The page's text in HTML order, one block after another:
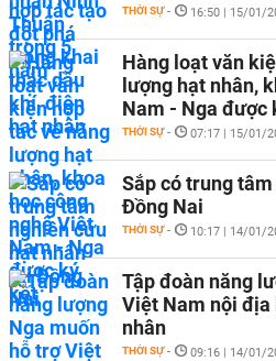
THỜI SỰ - 16:50 | 15/01/
Hàng loạt văn
lượng hạt nhân,
Nam - Nga được
THỜI SỰ - 07:17 | 15/01/
Sắp có trung
Đồng Nai
THỜI SỰ - 10:17 | 14/01/
Tập đoàn năng
Việt Nam nội địa
nhân
THỜI SỰ - 09:16 | 14/01/